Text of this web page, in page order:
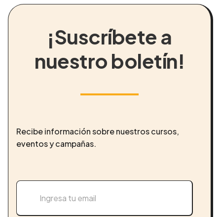
¡Suscríbete a
nuestro boletín!
Recibe información sobre nuestros cursos,
eventos y campañas.